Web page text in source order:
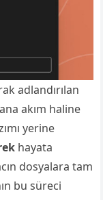
adlandırılan
akım haline
yerine
hayata
dosyalara tam
bu süreci